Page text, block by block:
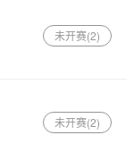
未开赛(2)
未开赛(2)